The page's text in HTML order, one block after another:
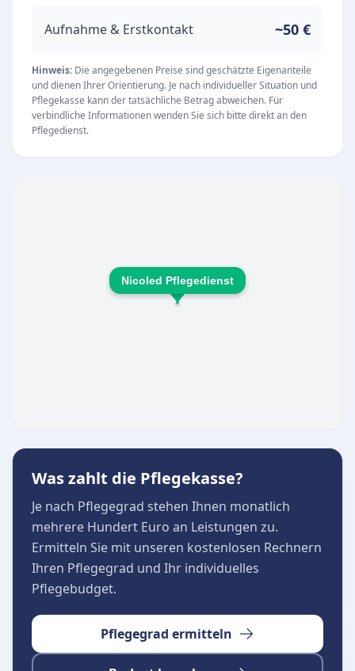
und Patienten ein sicheres und gut versorgtes
zu gewährleisten. Die Räumlichkeiten des
Pflegedienstes befinden sich in der Ludwig-
Weisser-Str. 30 in St. Georgen im Schwarzwald.
Unsere Leistungen
Ambulante Pflege und medizinische Versorgung
Apothekengänge, das Abholen von Rezepten
und kleine Einkäufe
Aufnahme & Erstkontakt ~50 €
Hinweis: Die angegebenen Preise sind geschätzte Eigenanteile
und dienen Ihrer Orientierung. Je nach individueller Situation und
Pflegekasse kann der tatsächliche Betrag abweichen. Für
verbindliche Informationen wenden Sie sich bitte direkt an den
Pflegedienst.
Nicoled Pflegedienst
Was zahlt die Pflegekasse?
Je nach Pflegegrad stehen Ihnen monatlich
mehrere Hundert Euro an Leistungen zu.
Ermitteln Sie mit unseren kostenlosen Rechnern
Ihren Pflegegrad und Ihr individuelles
Pflegebudget.
Pflegegrad ermitteln